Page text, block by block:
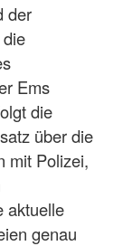
der
Ems
die
über die
mit Polizei,
aktuelle
genau